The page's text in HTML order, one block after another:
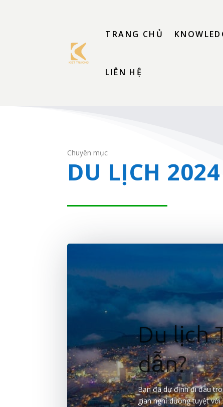
TRANG CHỦ
LIÊN HỆ
Chuyên mục
DU LỊCH 2024
Du lịch
dẫn?
Bạn đã dự định đi đâu
gian nghỉ dưỡng tuyệt